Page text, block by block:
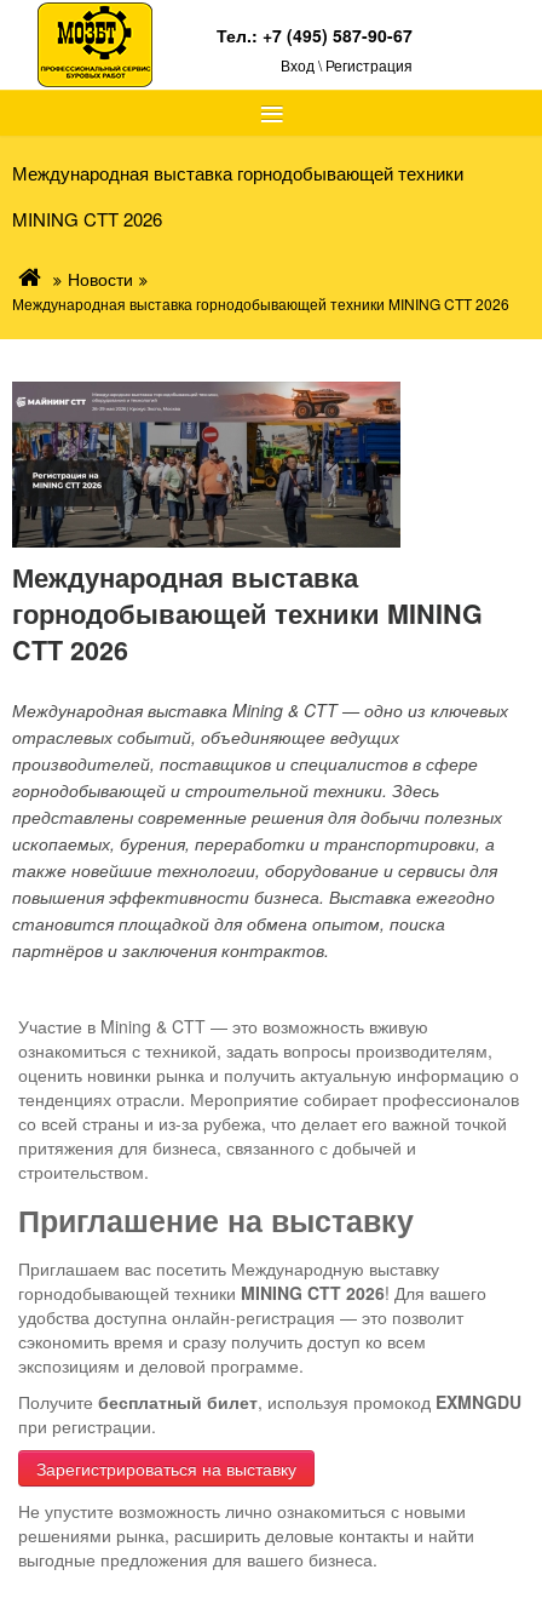
≡
Тел.:+7 (495) 587-90-67
Вход \ Регистрация
Международная выставка горнодобывающей техники
MINING CTT 2026
Новости
Международная выставка горнодобывающей техники MINING CTT 2026
Международная выставка
горнодобывающей техники MINING
CTT 2026
Международная выставка Mining & CTT — одно из ключевых
отраслевых событий, объединяющее ведущих
производителей, поставщиков и специалистов в сфере
горнодобывающей и строительной техники. Здесь
представлены современные решения для добычи полезных
ископаемых, бурения, переработки и транспортировки, а
также новейшие технологии, оборудование и сервисы для
повышения эффективности бизнеса. Выставка ежегодно
становится площадкой для обмена опытом, поиска
партнёров и заключения контрактов.
Участие в Mining & CTT — это возможность вживую
ознакомиться с техникой, задать вопросы производителям,
оценить новинки рынка и получить актуальную информацию о
тенденциях отрасли. Мероприятие собирает профессионалов
со всей страны и из-за рубежа, что делает его важной точкой
притяжения для бизнеса, связанного с добычей и
строительством.
Приглашение на выставку
Приглашаем вас посетить Международную выставку
горнодобывающей техники MINING CTT 2026! Для вашего
удобства доступна онлайн-регистрация — это позволит
сэкономить время и сразу получить доступ ко всем
экспозициям и деловой программе.
Получите бесплатный билет, используя промокод EXMNGDU
при регистрации.
Зарегистрироваться на выставку
Не упустите возможность лично ознакомиться с новыми
решениями рынка, расширить деловые контакты и найти
выгодные предложения для вашего бизнеса.